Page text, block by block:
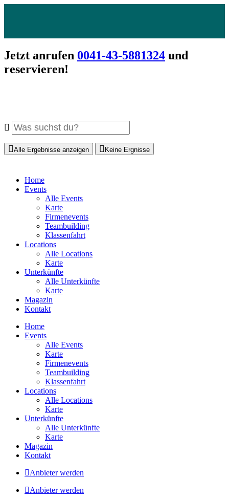
Jetzt anrufen 0041-43-5881324 und
reservieren!
Alle Ergebnisse anzeigen Keine Ergnisse
Home
Events
Alle Events
Karte
Firmenevents
Teambuilding
Klassenfahrt
Locations
Alle Locations
Karte
Unterkünfte
Alle Unterkünfte
Karte
Magazin
Kontakt
Home
Events
Alle Events
Karte
Firmenevents
Teambuilding
Klassenfahrt
Locations
Alle Locations
Karte
Unterkünfte
Alle Unterkünfte
Karte
Magazin
Kontakt
Anbieter werden
Anbieter werden